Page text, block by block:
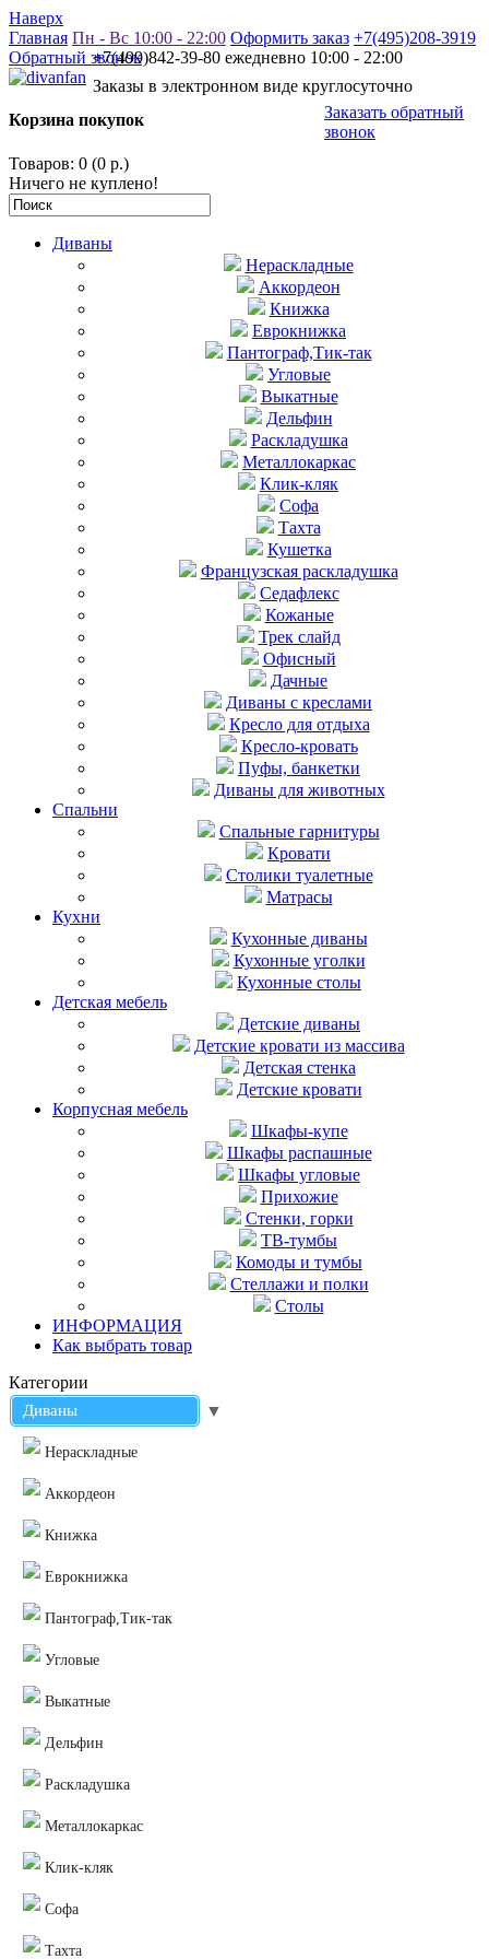
Наверх
Заказать обратный
звонок
+7(499)842-39-80 ежедневно 10:00 - 22:00
Заказы в электронном виде круглосуточно
Главная Пн - Вс 10:00 - 22:00 Оформить заказ +7(495)208-3919
Обратный звонок
Корзина покупок
Товаров: 0 (0 р.)
Ничего не куплено!
Диваны
Нераскладные
Аккордеон
Книжка
Еврокнижка
Пантограф,Тик-так
Угловые
Выкатные
Дельфин
Раскладушка
Металлокаркас
Клик-кляк
Софа
Тахта
Кушетка
Французская раскладушка
Седафлекс
Кожаные
Трек слайд
Офисный
Дачные
Диваны с креслами
Кресло для отдыха
Кресло-кровать
Пуфы, банкетки
Диваны для животных
Спальни
Cпальные гарнитуры
Кровати
Столики туалетные
Матрасы
Кухни
Кухонные диваны
Кухонные уголки
Кухонные столы
Детская мебель
Детские диваны
Детские кровати из массива
Детская стенка
Детские кровати
Корпусная мебель
Шкафы-купе
Шкафы распашные
Шкафы угловые
Прихожие
Стенки, горки
ТВ-тумбы
Комоды и тумбы
Стеллажи и полки
Столы
ИНФОРМАЦИЯ
Как выбрать товар
Категории
Диваны ▼
Нераскладные
Аккордеон
Книжка
Еврокнижка
Пантограф,Тик-так
Угловые
Выкатные
Дельфин
Раскладушка
Металлокаркас
Клик-кляк
Софа
Тахта